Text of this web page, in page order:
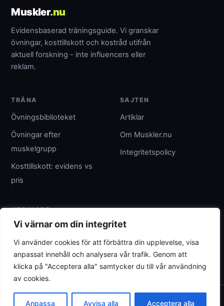
Vi värnar om din integritet
Vi använder cookies för att förbättra din upplevelse, visa
anpassat innehåll och analysera vår trafik. Genom att
klicka på "Acceptera alla" samtycker du till vår användning
av cookies.
Anpassa Avvisa alla Acceptera alla
Muskler.nu
Evidensbaserad träningsguide. Vi granskar
övningar, kosttillskott och kostråd utifrån
aktuell forskning - inte influencers eller
reklam.
TRÄNA
Övningsbiblioteket
Övningar efter
muskelgrupp
Kosttillskott: evidens vs
pris
SAJTEN
Artiklar
Om Muskler.nu
Integritetspolicy
UTGIVARE
Umpteenth Media
Org.nr 559183-3313
wave@umpteenth.media
© 2026 Muskler.nu